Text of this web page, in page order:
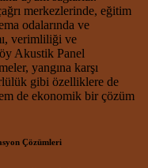
merkezlerinde, eğitim
odalarında ve
verimliliği ve
Akustik Panel
yangına karşı
gibi özelliklere de
de ekonomik bir çözüm
Çözümleri